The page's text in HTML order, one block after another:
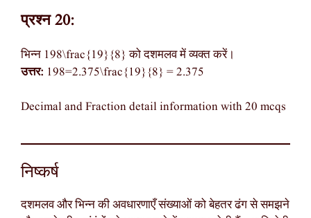
प्रश्न 20:
भिन्न 198\frac{19}{8} को दशमलव में व्यक्त करें।
उत्तर: 198=2.375\frac{19}{8} = 2.375
Decimal and Fraction detail information with 20 mcqs
निष्कर्ष
दशमलव और भिन्न की अवधारणाएँ संख्याओं को बेहतर ढंग से समझने